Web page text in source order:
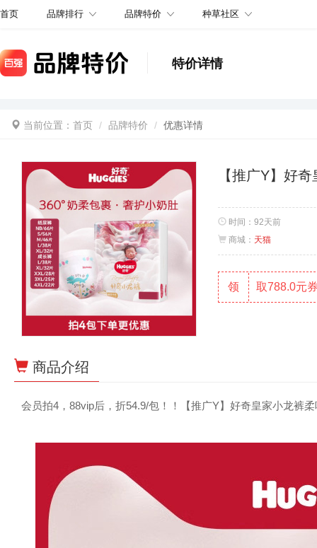
首页 品牌排行 品牌特价 种草社区
特价详情
当前位置： 首页 品牌特价 优惠详情
【推广Y】好
时间： 92天前
商城： 天猫
领 取788.0元
商品介绍
会员拍4，88vip后，折54.9/包！！【推广Y】好奇皇家小龙裤